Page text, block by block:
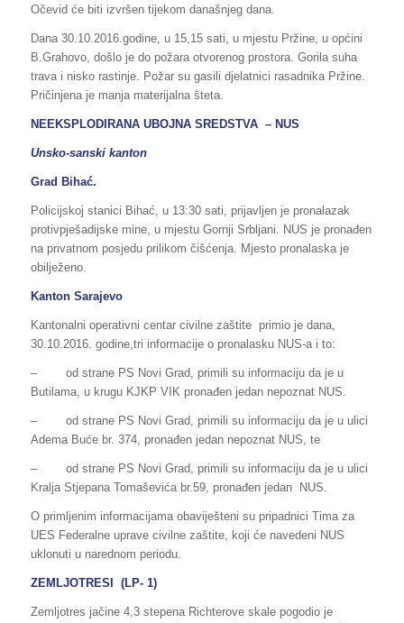
Očevid će biti izvršen tijekom današnjeg dana.
Dana 30.10.2016.godine, u 15,15 sati, u mjestu Pržine, u općini
B.Grahovo, došlo je do požara otvorenog prostora. Gorila suha
trava i nisko rastinje. Požar su gasili djelatnici rasadnika Pržine.
Pričinjena je manja materijalna šteta.
NEEKSPLODIRANA UBOJNA SREDSTVA – NUS
Unsko-sanski kanton
Grad Bihać.
Policijskoj stanici Bihać, u 13:30 sati, prijavljen je pronalazak
protivpješadijske mine, u mjestu Gornji Srbljani. NUS je pronađen
na privatnom posjedu prilikom čišćenja. Mjesto pronalaska je
obilježeno.
Kanton Sarajevo
Kantonalni operativni centar civilne zaštite primio je dana,
30.10.2016. godine,tri informacije o pronalasku NUS-a i to:
– od strane PS Novi Grad, primili su informaciju da je u
Butilama, u krugu KJKP VIK pronađen jedan nepoznat NUS.
– od strane PS Novi Grad, primili su informaciju da je u ulici
Adema Buće br. 374, pronađen jedan nepoznat NUS, te
– od strane PS Novi Grad, primili su informaciju da je u ulici
Kralja Stjepana Tomaševića br.59, pronađen jedan NUS.
O primljenim informacijama obaviješteni su pripadnici Tima za
UES Federalne uprave civilne zaštite, koji će navedeni NUS
uklonuti u narednom periodu.
ZEMLJOTRESI (LP- 1)
Zemljotres jačine 4,3 stepena Richterove skale pogodio je